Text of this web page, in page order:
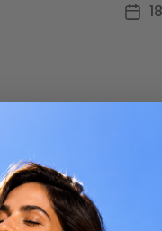
( #14524 )